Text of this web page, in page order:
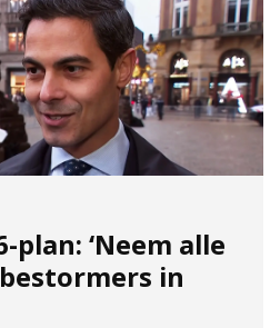
plan: ‘Neem alle
in